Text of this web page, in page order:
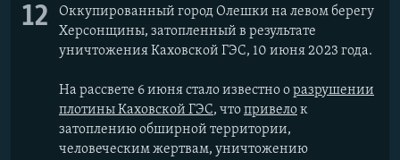
12
Оккупированный город Олешки на левом берегу
Херсонщины, затопленный в результате
уничтожения Каховской ГЭС, 10 июня 2023 года.
На рассвете 6 июня стало известно оразрушении
плотины Каховской ГЭС, чтопривелок
затоплению обширной территории,
человеческим жертвам, уничтожению